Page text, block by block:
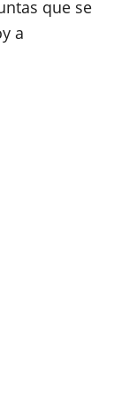
que se
a